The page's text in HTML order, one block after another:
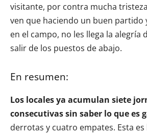
visitante, por contra mucha
ven que haciendo un buen partido
en el campo, no les llega la alegría
salir de los puestos de abajo.
En resumen:
Los locales ya acumulan siete
consecutivas sin saber lo que es
derrotas y cuatro empates. Esta es